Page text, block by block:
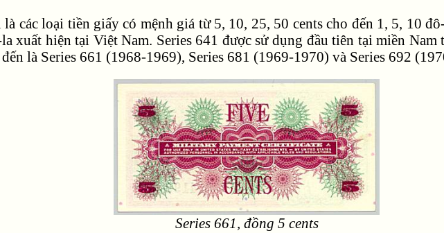
các loại tiền giấy có mệnh giá từ 5, 10, 25, 50 cents cho đến 1, 5, 10
xuất hiện tại Việt Nam. Series 641 được sử dụng đầu tiên tại miền
là Series 661 (1968-1969), Series 681 (1969-1970) và Series 692
Series 661, đồng 5 cents